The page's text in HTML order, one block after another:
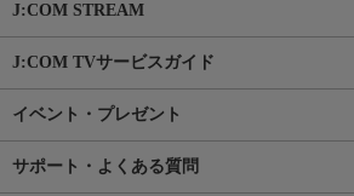
J:COM STREAM
J:COM TVサービスガイド
イベント・プレゼント
サポート・よくある質問